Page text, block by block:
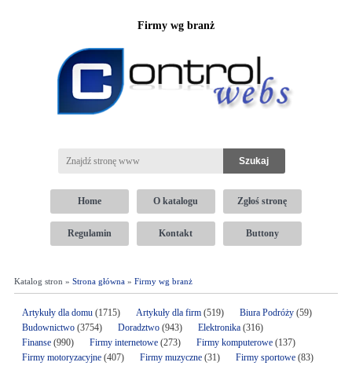
Firmy wg branż
Home O katalogu Zgłoś stronę
Regulamin Kontakt Buttony
Katalog stron » Strona główna» Firmy wg branż
Artykuły dla domu(1715) Artykuły dla firm(519) Biura Podróży(59)
Budownictwo(3754) Doradztwo(943) Elektronika (316)
Finanse(990) Firmy internetowe (273) Firmy komputerowe(137)
Firmy motoryzacyjne(407) Firmy muzyczne(31) Firmy sportowe(83)